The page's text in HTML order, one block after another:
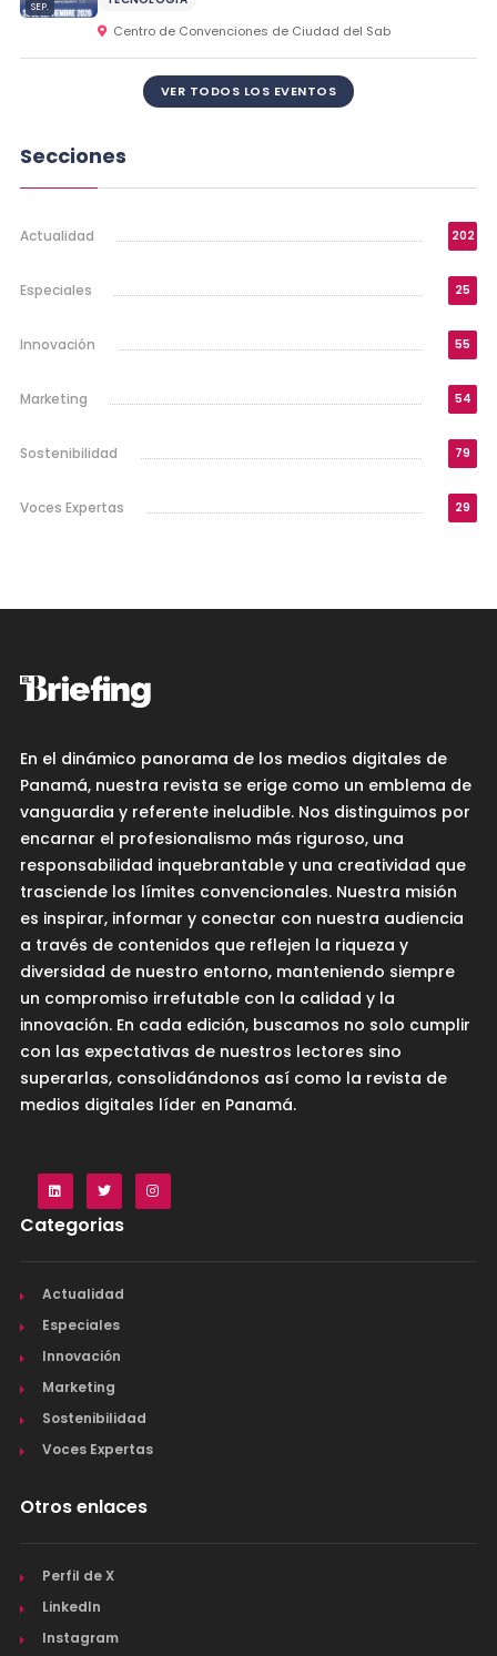
SEP.
Centro de Convenciones de Ciudad del Sab
VER TODOS LOS EVENTOS
Secciones
Actualidad 202
Especiales 25
Innovación 55
Marketing 54
Sostenibilidad 79
Voces Expertas 29
En el dinámico panorama de los medios digitales de
Panamá, nuestra revista se erige como un emblema de
vanguardia y referente ineludible. Nos distinguimos por
encarnar el profesionalismo más riguroso, una
responsabilidad inquebrantable y una creatividad que
trasciende los límites convencionales. Nuestra misión
es inspirar, informar y conectar con nuestra audiencia
a través de contenidos que reflejen la riqueza y
diversidad de nuestro entorno, manteniendo siempre
un compromiso irrefutable con la calidad y la
innovación. En cada edición, buscamos no solo cumplir
con las expectativas de nuestros lectores sino
superarlas, consolidándonos así como la revista de
medios digitales líder en Panamá.
Categorias
Actualidad
Especiales
Innovación
Marketing
Sostenibilidad
Voces Expertas
Otros enlaces
Perfil de X
LinkedIn
Instagram